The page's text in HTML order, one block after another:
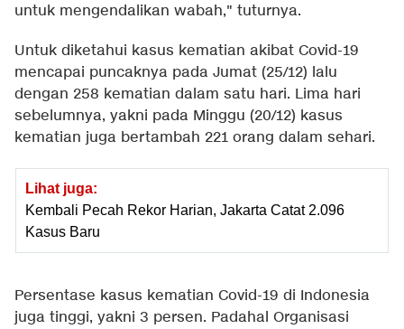
untuk mengendalikan wabah," tuturnya.
Untuk diketahui kasus kematian akibat Covid-19
mencapai puncaknya pada Jumat (25/12) lalu
dengan 258 kematian dalam satu hari. Lima hari
sebelumnya, yakni pada Minggu (20/12) kasus
kematian juga bertambah 221 orang dalam sehari.
Lihat juga:
Kembali Pecah Rekor Harian, Jakarta Catat 2.096
Kasus Baru
Persentase kasus kematian Covid-19 di Indonesia
juga tinggi, yakni 3 persen. Padahal Organisasi